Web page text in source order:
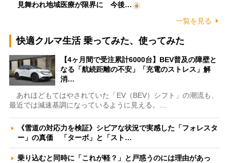
見舞われ地域医療が限界に 今後…
一覧を見る
快適クルマ生活 乗ってみた、使ってみた
【4ヶ月間で受注累計6000台】BEV普及の障壁と
なる「航続距離の不安」「充電のストレス」解
消…
あれほどもてはやされていた「EV（BEV）シフト」の潮流も、
最近では減速基調になっているように見える。…
《雪道の対応力を検証》シビアな状況で実感した「フォレスタ
ー」の真価 「ターボ」と「スト…
乗り込むと同時に「これが軽？」と戸惑うのには理由があっ